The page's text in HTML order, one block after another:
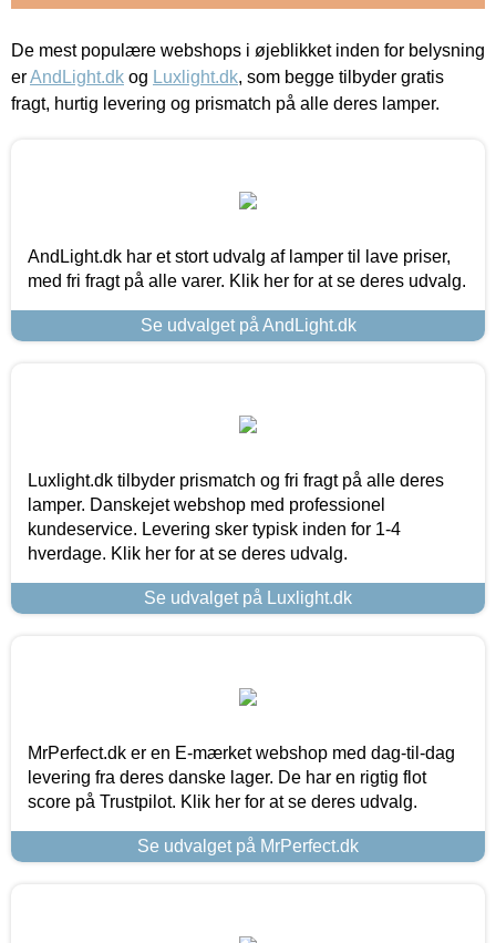
De mest populære webshops i øjeblikket inden for belysning
erAndLight.dk og Luxlight.dk, som begge tilbyder gratis
fragt, hurtig levering og prismatch på alle deres lamper.
AndLight.dk har et stort udvalg af lamper til lave priser,
med fri fragt på alle varer. Klik her for at se deres udvalg.
Se udvalget på AndLight.dk
Luxlight.dk tilbyder prismatch og fri fragt på alle deres
lamper. Danskejet webshop med professionel
kundeservice. Levering sker typisk inden for 1-4
hverdage. Klik her for at se deres udvalg.
Se udvalget på Luxlight.dk
MrPerfect.dk er en E-mærket webshop med dag-til-dag
levering fra deres danske lager. De har en rigtig flot
score på Trustpilot. Klik her for at se deres udvalg.
Se udvalget på MrPerfect.dk